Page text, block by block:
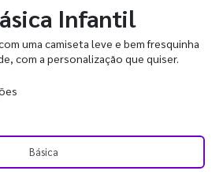
Infantil
uma camiseta leve e bem fresquinha
com a personalização que quiser.
Básica